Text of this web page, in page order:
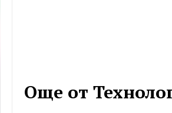
Още от